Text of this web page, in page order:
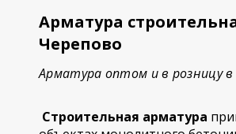
Арматура
Черепово
Арматура оптом и в розницу в
Строительная арматура